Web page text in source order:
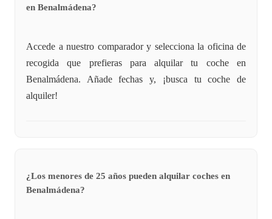
en Benalmádena?
Accede a nuestro comparador y selecciona la oficina de
recogida que prefieras para alquilar tu coche en
Benalmádena. Añade fechas y, ¡busca tu coche de
alquiler!
¿Los menores de 25 años pueden alquilar coches en
Benalmádena?